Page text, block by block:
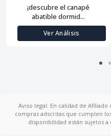
¡descubre el canapé
abatible dormid...
Ver Análisis
Aviso legal: En calidad de
compras adscritas que cumplen
disponibilidad están sujetos